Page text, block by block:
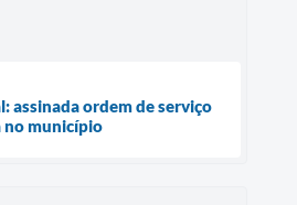
assinada ordem de serviço
no município